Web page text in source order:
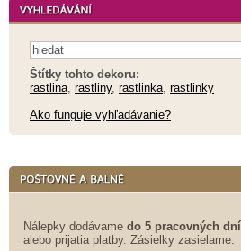
Štítky tohto dekoru:
rastlina rastliny, rastlinka rastlinky
Ako funguje vyhľadávanie?
Nálepky dodávame do 5 pracovných dní
alebo prijatia platby. Zásielky zasielame: